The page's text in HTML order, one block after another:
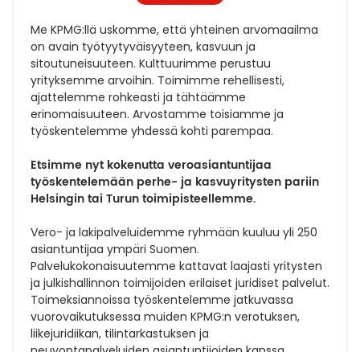
Me KPMG:llä uskomme, että yhteinen arvomaailma
on avain työtyytyväisyyteen, kasvuun ja
sitoutuneisuuteen. Kulttuurimme perustuu
yrityksemme arvoihin. Toimimme rehellisesti,
ajattelemme rohkeasti ja tähtäämme
erinomaisuuteen. Arvostamme toisiamme ja
työskentelemme yhdessä kohti parempaa.
Etsimme nyt kokenutta veroasiantuntijaa
työskentelemään perhe- ja kasvuyritysten pariin
Helsingin tai Turun toimipisteellemme.
Vero- ja lakipalveluidemme ryhmään kuuluu yli 250
asiantuntijaa ympäri Suomen.
Palvelukokonaisuutemme kattavat laajasti yritysten
ja julkishallinnon toimijoiden erilaiset juridiset palvelut.
Toimeksiannoissa työskentelemme jatkuvassa
vuorovaikutuksessa muiden KPMG:n verotuksen,
liikejuridiikan, tilintarkastuksen ja